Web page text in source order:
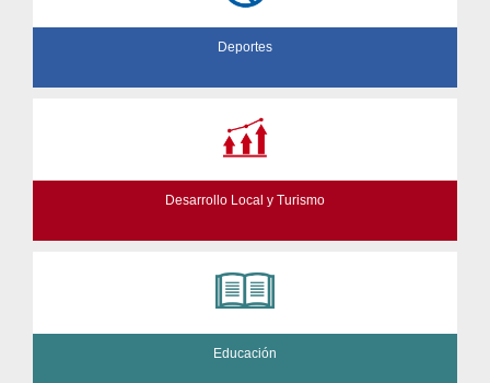
Deportes
Desarrollo Local y Turismo
Educación